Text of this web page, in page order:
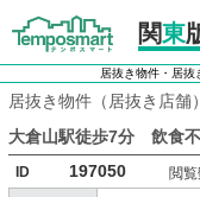
関東
居抜き物件・居抜
居抜き物件（居抜き店舗
大倉山駅徒歩7分 飲食
ID 197050 閲